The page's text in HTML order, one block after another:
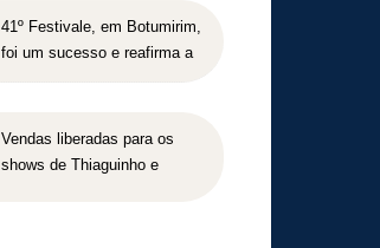
41º Festivale, em Botumirim,
foi um sucesso e reafirma a
Vendas liberadas para os
shows de Thiaguinho e